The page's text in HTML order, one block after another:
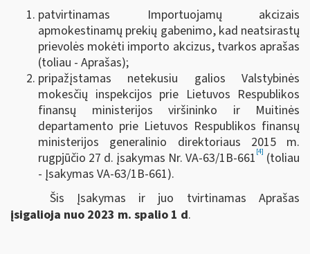
patvirtinamas Importuojamų akcizais
apmokestinamų prekių gabenimo, kad neatsirastų
prievolės mokėti importo akcizus, tvarkos aprašas
(toliau - Aprašas);
pripažįstamas netekusiu galios Valstybinės
mokesčių inspekcijos prie Lietuvos Respublikos
finansų ministerijos viršininko ir Muitinės
departamento prie Lietuvos Respublikos finansų
ministerijos generalinio direktoriaus 2015 m.
rugpjūčio 27 d. įsakymas Nr. VA-63/1B-661 [4] (toliau
- Įsakymas VA-63/1B-661).
Šis Įsakymas ir juo tvirtinamas Aprašas
įsigalioja nuo 2023 m. spalio 1 d.